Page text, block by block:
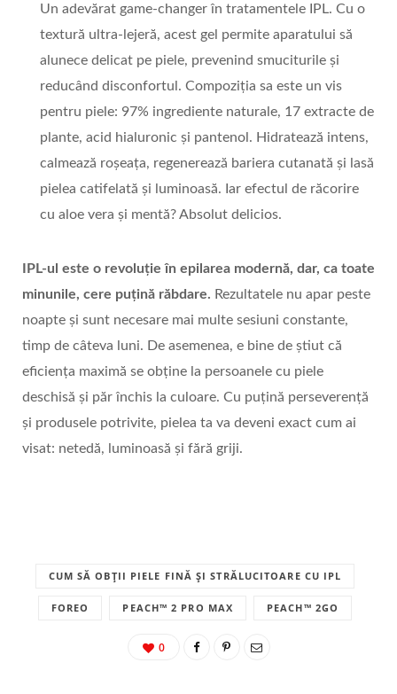
Un adevărat game-changer în tratamentele IPL. Cu o
textură ultra-lejeră, acest gel permite aparatului să
alunece delicat pe piele, prevenind smuciturile și
reducând disconfortul. Compoziția sa este un vis
pentru piele: 97% ingrediente naturale, 17 extracte de
plante, acid hialuronic și pantenol. Hidratează intens,
calmează roșeața, regenerează bariera cutanată și lasă
pielea catifelată și luminoasă. Iar efectul de răcorire
cu aloe vera și mentă? Absolut delicios.
IPL-ul este o revoluțieîn epilarea modernă, dar, ca toate
minunile, cere puțină răbdare. Rezultatele nu apar peste
noapte și sunt necesare mai multe sesiuni constante,
timp de câteva luni. De asemenea, e bine de știut că
eficiența maximă se obține la persoanele cu piele
deschisă și păr închis la culoare. Cu puțină perseverență
și produsele potrivite, pielea ta va deveni exact cum ai
visat: netedă, luminoasă și fără griji.
CUM SĂ OBȚII PIELE FINĂ ȘI STRĂLUCITOARE CU IPL
FOREO PEACH™ 2 PRO MAX PEACH™ 2GO
0